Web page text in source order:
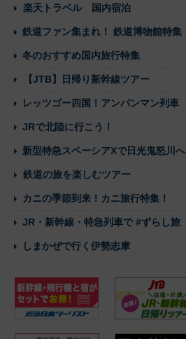
楽天トラベル 国内宿泊
鉄道ファン集まれ！ 鉄道博物館特集
冬のおすすめ国内旅行特集
【JTB】日帰り新幹線ツアー
レッツゴー四国！アンパンマン列車
JRで北陸に行こう！
新型特急スペーシアXで日光鬼怒川へ
鉄道の旅を楽しむツアー
カニの季節到来！カニ旅行特集！
JR・新幹線・特急列車で #ずらし旅
しまかぜで行く伊勢志摩